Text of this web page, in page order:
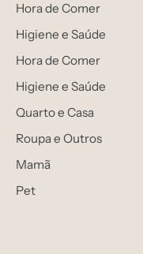
Hora de Comer
Higiene e Saúde
Hora de Comer
Higiene e Saúde
Quarto e Casa
Roupa e Outros
Mamã
Pet